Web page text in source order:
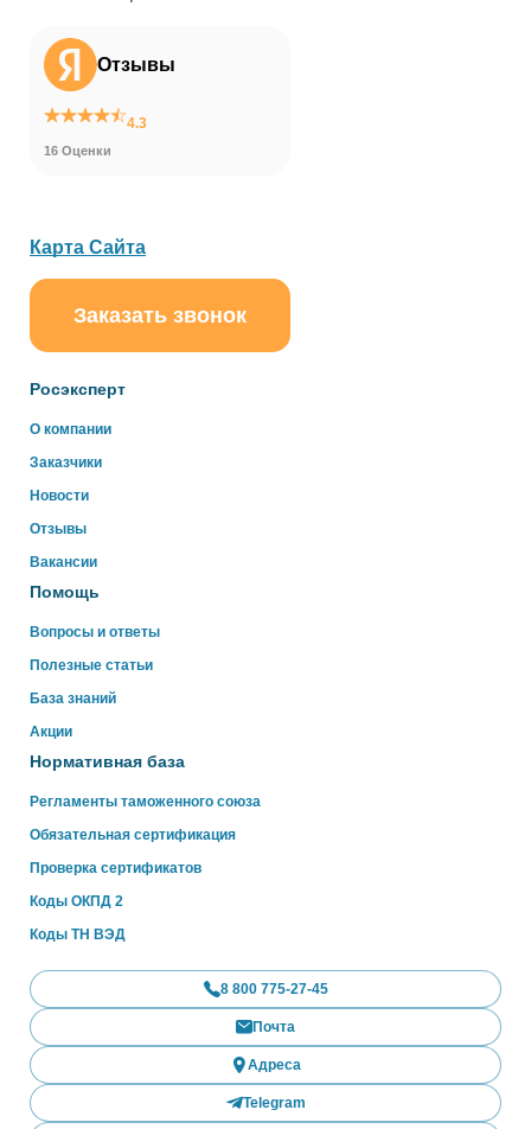
Отзывы
4.3
16 Оценки
Росэксперт
О компании
Заказчики
Новости
Отзывы
Вакансии
Помощь
Вопросы и ответы
Полезные статьи
База знаний
Акции
Нормативная база
Регламенты таможенного союза
Обязательная сертификация
Проверка сертификатов
Коды ОКПД 2
Коды ТН ВЭД
Карта Сайта
Заказать звонок
8 800 775-27-45
Почта
Адреса
Telegram
online
Здравствуйте!
Свяжитесь с нами через WhatsApp нажав на кнопку